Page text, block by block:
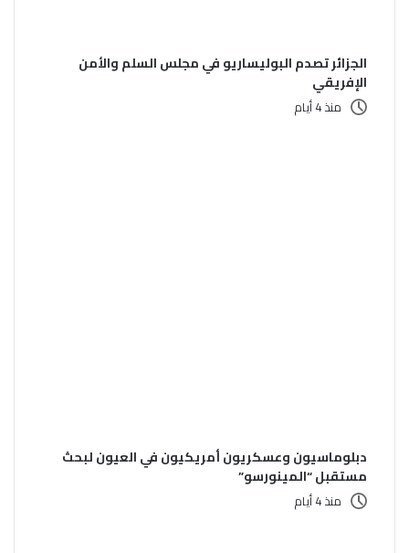
الجزائر تصدم البوليساريو في مجلس السلم والأمن
الإفريقي
منذ 4 أيام
دبلوماسيون وعسكريون أمريكيون في العيون لبحث
مستقبل “المينورسو”
منذ 4 أيام